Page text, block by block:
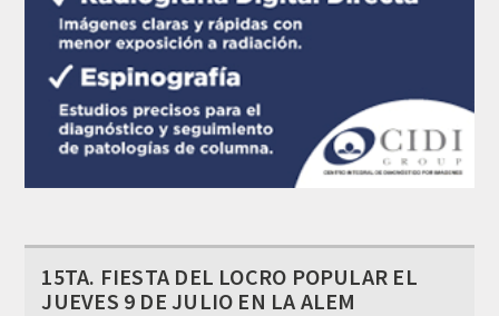
15TA. FIESTA DEL LOCRO POPULAR EL
JUEVES 9 DE JULIO EN LA ALEM